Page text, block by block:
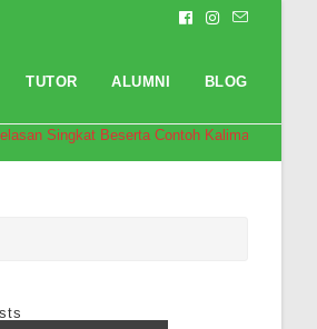
TUTOR ALUMNI BLOG
Singkat Beserta Contoh Kalimat